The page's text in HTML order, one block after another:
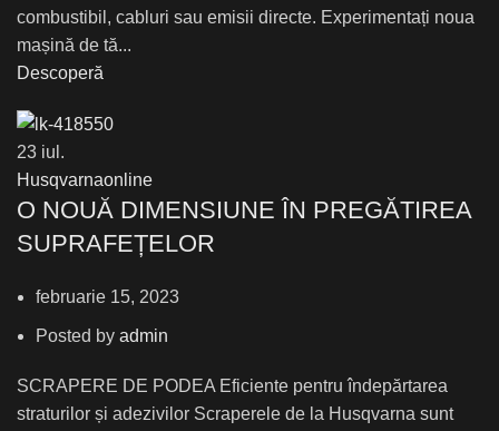
combustibil, cabluri sau emisii directe. Experimentați noua
mașină de tă...
Descoperă
23 iul.
Husqvarnaonline
О NOUĂ DIMENSIUNE ÎN PREGĂTIREA
SUPRAFEȚELOR
februarie 15, 2023
Posted by admin
SCRAPERE DE PODEA Eficiente pentru îndepărtarea
straturilor și adezivilor Scraperele de la Husqvarna sunt